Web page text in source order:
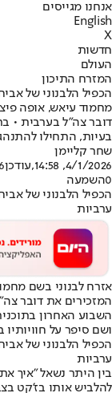
אנחנו מגייסים
English
X
חדשות
העולם
המזרח התיכון
הכפיל הלבנוני של
מחמוד עיאש, אופה
בעיות, התחילו
שחר קליימן
4/1/2026, 14:58
,עודכן
0השמעה
הכפיל הלבנוני של
ערביות
אזרח לבנוני בשם
המזכירים את דובר
ושם סיפר על
הכפיל הלבנוני של
ערביות
בין היתר נשאל "איך
להלביש אותו בז'קט